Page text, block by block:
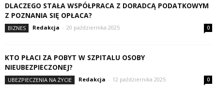
DLACZEGO STAŁA WSPÓŁPRACA Z DORADCĄ PODATKOWYM
Z POZNANIA SIĘ OPŁACA?
BIZNES Redakcja - 20 października 2025 0
KTO PŁACI ZA POBYT W SZPITALU OSOBY
NIEUBEZPIECZONEJ?
UBEZPIECZENIA NA ŻYCIE Redakcja - 12 października 2025 0